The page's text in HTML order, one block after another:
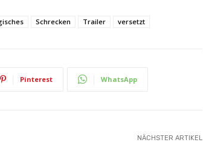
Schrecken Trailer versetzt
Pinterest WhatsApp
NÄCHSTER ARTIKEL